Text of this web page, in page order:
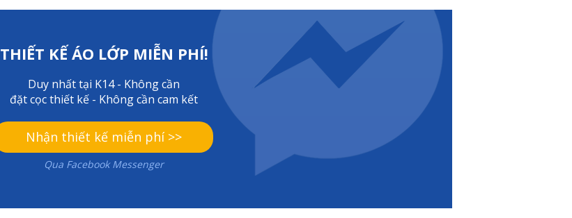
THIẾT KẾ ÁO LỚP MIỄN PHÍ!
Duy nhất tại K14 - Không cần
đặt cọc thiết kế - Không cần cam kết
Nhận thiết kế miễn phí >>
Qua Facebook Messenger